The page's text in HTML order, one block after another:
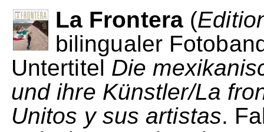
La Frontera (
bilingualer
Untertitel Die
und ihre Künstler/La
Unitos y sus artistas.